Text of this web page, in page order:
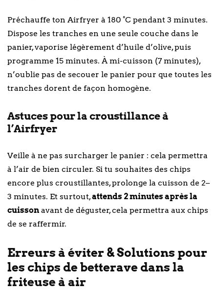
Préchauffe ton Airfryer à 180 °C pendant 3 minutes.
Dispose les tranches en une seule couche dans le
panier, vaporise légèrement d’huile d’olive, puis
programme 15 minutes. À mi-cuisson (7 minutes),
n’oublie pas de secouer le panier pour que toutes les
tranches dorent de façon homogène.
Astuces pour la croustillance à
l’Airfryer
Veille à ne pas surcharger le panier : cela permettra
à l’air de bien circuler. Si tu souhaites des chips
encore plus croustillantes, prolonge la cuisson de 2–
3 minutes. Et surtout,attends 2 minutes après la
cuisson avant de déguster, cela permettra aux chips
de se raffermir.
Erreurs à éviter & Solutions pour
les chips de betterave dans la
friteuse à air